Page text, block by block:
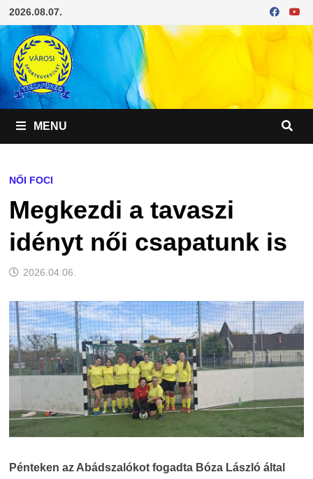
Skip
to
content
2026.08.07.
MENU
NŐI FOCI
Megkezdi a tavaszi
idényt női csapatunk is
2026.04.06.
Pénteken az Abádszalókot fogadta Bóza László által